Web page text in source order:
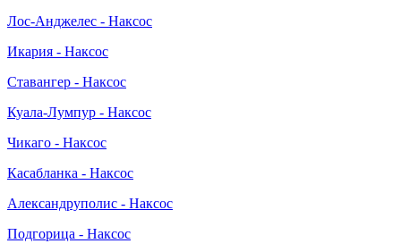
Лос-Анджелес - Наксос
Икария - Наксос
Ставангер - Наксос
Куала-Лумпур - Наксос
Чикаго - Наксос
Касабланка - Наксос
Александруполис - Наксос
Подгорица - Наксос